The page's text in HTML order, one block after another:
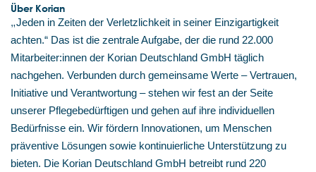
Über Korian
„Jeden in Zeiten der Verletzlichkeit in seiner Einzigartigkeit
achten.“ Das ist die zentrale Aufgabe, der die rund 22.000
Mitarbeiter:innen der Korian Deutschland GmbH täglich
nachgehen. Verbunden durch gemeinsame Werte – Vertrauen,
Initiative und Verantwortung – stehen wir fest an der Seite
unserer Pflegebedürftigen und gehen auf ihre individuellen
Bedürfnisse ein. Wir fördern Innovationen, um Menschen
präventive Lösungen sowie kontinuierliche Unterstützung zu
bieten. Die Korian Deutschland GmbH betreibt rund 220